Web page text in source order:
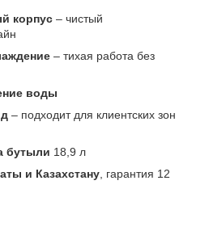
корпус – чистый
– тихая работа без
воды
– подходит для клиентских зон
бутыли 18,9 л
и Казахстану, гарантия 12